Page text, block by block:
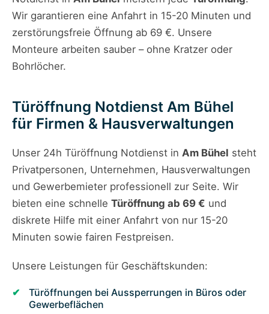
Wir garantieren eine Anfahrt in 15-20 Minuten und
zerstörungsfreie Öffnung ab 69 €. Unsere
Monteure arbeiten sauber – ohne Kratzer oder
Bohrlöcher.
Türöffnung Notdienst Am Bühel
für Firmen & Hausverwaltungen
Unser 24h Türöffnung Notdienst in Am Bühel steht
Privatpersonen, Unternehmen, Hausverwaltungen
und Gewerbemieter professionell zur Seite. Wir
bieten eine schnelle Türöffnung ab 69 € und
diskrete Hilfe mit einer Anfahrt von nur 15-20
Minuten sowie fairen Festpreisen.
Unsere Leistungen für Geschäftskunden:
Türöffnungen bei Aussperrungen in Büros oder
Gewerbeflächen